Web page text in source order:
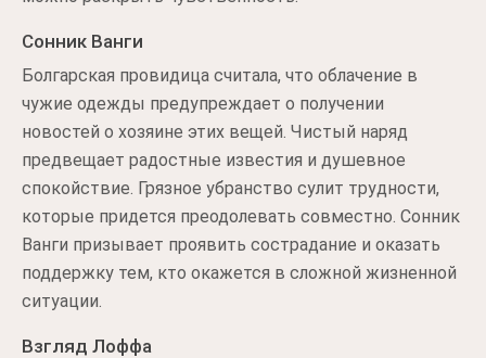
Сонник Ванги
Болгарская провидица считала, что облачение в
чужие одежды предупреждает о получении
новостей о хозяине этих вещей. Чистый наряд
предвещает радостные известия и душевное
спокойствие. Грязное убранство сулит трудности,
которые придется преодолевать совместно. Сонник
Ванги призывает проявить сострадание и оказать
поддержку тем, кто окажется в сложной жизненной
ситуации.
Взгляд Лоффа